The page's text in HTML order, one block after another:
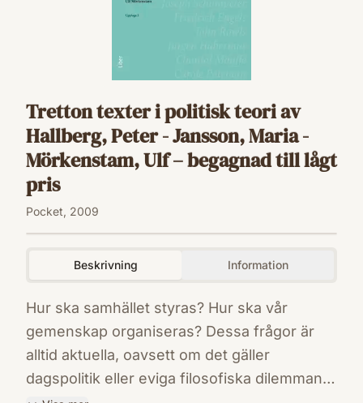
Tretton texter i politisk teori av
Hallberg, Peter - Jansson, Maria -
Mörkenstam, Ulf – begagnad till lågt
pris
Pocket, 2009
Beskrivning Information
Hur ska samhället styras? Hur ska vår
gemenskap organiseras? Dessa frågor är
alltid aktuella, oavsett om det gäller
dagspolitik eller eviga filosofiska dilemman.